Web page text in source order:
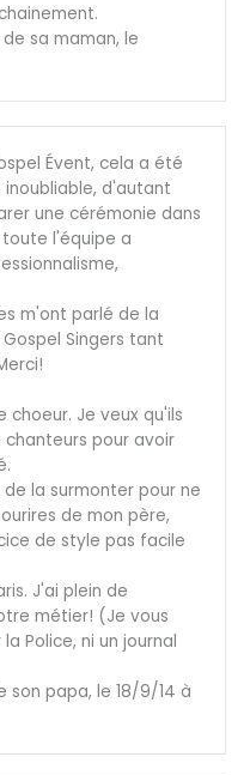
sa maman, le
Évent, cela a été
d'autant
une cérémonie dans
l'équipe a
m'ont parlé de la
Singers tant
choeur. Je veux qu'ils
pour avoir
la surmonter pour ne
de mon père,
de style pas facile
J'ai plein de
métier! (Je vous
Police, ni un journal
son papa, le 18/9/14 à